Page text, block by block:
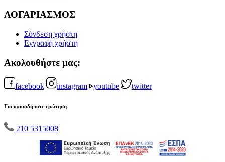
ΛΟΓΑΡΙΑΣΜΟΣ
Σύνδεση χρήστη
Εγγραφή χρήστη
Ακολουθήστε μας:
facebook instagram youtube twitter
Για οποιαδήποτε ερώτηση
210 5315008